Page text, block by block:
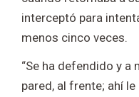
interceptó para
menos cinco veces.
“Se ha defendido y a
pared, al frente; ahí